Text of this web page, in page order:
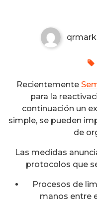
Recientemente
para la
continuación un
simple, se pueden
de
Las medidas
protocolos que
Procesos de
manos entre